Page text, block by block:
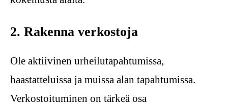
2. Rakenna verkostoja
Ole aktiivinen urheilutapahtumissa,
haastatteluissa ja muissa alan tapahtumissa.
Verkostoituminen on tärkeä osa